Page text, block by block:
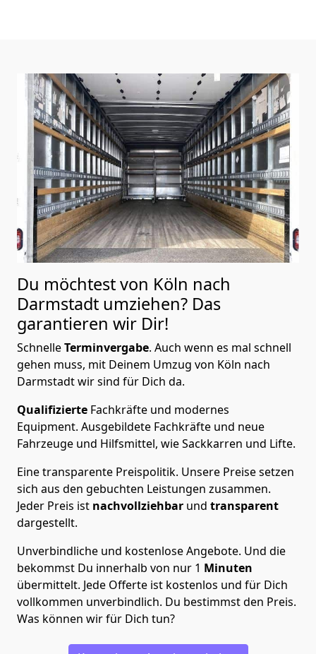
Du möchtest von Köln nach
Darmstadt umziehen? Das
garantieren wir Dir!
SchnelleTerminvergabe. Auch wenn es mal schnell
gehen muss, mit Deinem Umzug von Köln nach
Darmstadt wir sind für Dich da.
Qualifizierte Fachkräfte und modernes
Equipment. Ausgebildete Fachkräfte und neue
Fahrzeuge und Hilfsmittel, wie Sackkarren und Lifte.
Eine transparente Preispolitik. Unsere Preise setzen
sich aus den gebuchten Leistungen zusammen.
Jeder Preis ist nachvollziehbar und transparent
dargestellt.
Unverbindliche und kostenlose Angebote. Und die
bekommst Du innerhalb von nur 1 Minuten
übermittelt. Jede Offerte ist kostenlos und für Dich
vollkommen unverbindlich. Du bestimmst den Preis.
Was können wir für Dich tun?